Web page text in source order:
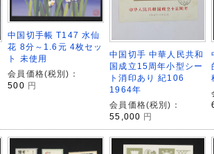
中国切手帳 T147 水仙
花 8分～1.6元 4枚セッ
ト 未使用
会員価格(税別)：
500 円
中国切手 中華人民共和
国成立15周年小型シー
ト消印あり 紀106
1964年
会員価格(税別)：
55,000 円